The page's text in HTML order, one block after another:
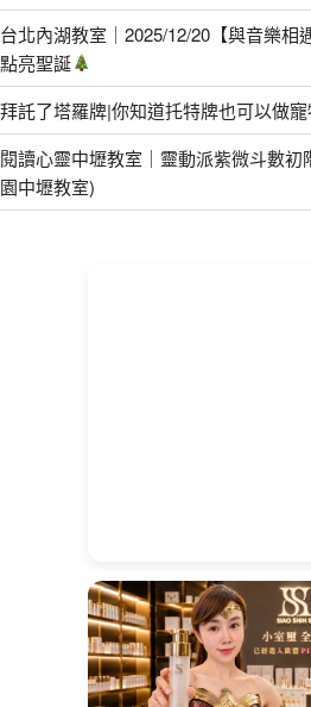
台北內湖教室｜2025/12/20【與音樂相
點亮聖誕
拜託了塔羅牌|你知道托特牌也可以做寵
閱讀心靈中壢教室｜靈動派紫微斗數初
園中壢教室)